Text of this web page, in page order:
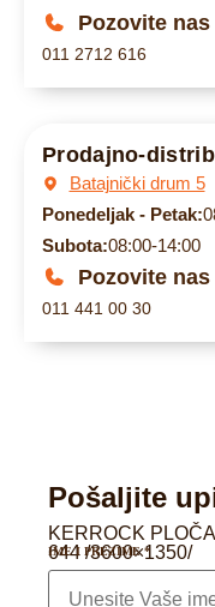
Pozovite nas
011 2712 616
Prodajno-
Batajnički drum 5
Ponedeljak - Petak:
Subota:08:00-14:00
Pozovite nas
011 441 00 30
Pošaljite
KERROCK
644 /3600×1350/
IME I PREZIME*